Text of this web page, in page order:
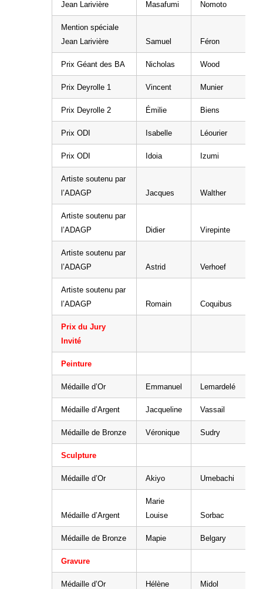
Jean Larivière Masafumi Nomoto
Mention spéciale
Jean Larivière
Samuel Féron
Prix Géant des BA Nicholas Wood
Prix Deyrolle 1 Vincent Munier
Prix Deyrolle 2 Émilie Biens
Prix ODI Isabelle Léourier
Prix ODI Idoia Izumi
Artiste soutenu par
l’ADAGP
Jacques Walther
Artiste soutenu par
l’ADAGP
Didier Virepinte
Artiste soutenu par
l’ADAGP
Astrid Verhoef
Artiste soutenu par
l’ADAGP
Romain Coquibus
Prix du Jury
Invité
Peinture
Médaille d’Or Emmanuel Lemardelé
Médaille d’Argent Jacqueline Vassail
Médaille de Bronze Véronique Sudry
Sculpture
Médaille d’Or Akiyo Umebachi
Médaille d’Argent
Marie
Louise
Sorbac
Médaille de Bronze Mapie Belgary
Gravure
Médaille d’Or Hélène Midol